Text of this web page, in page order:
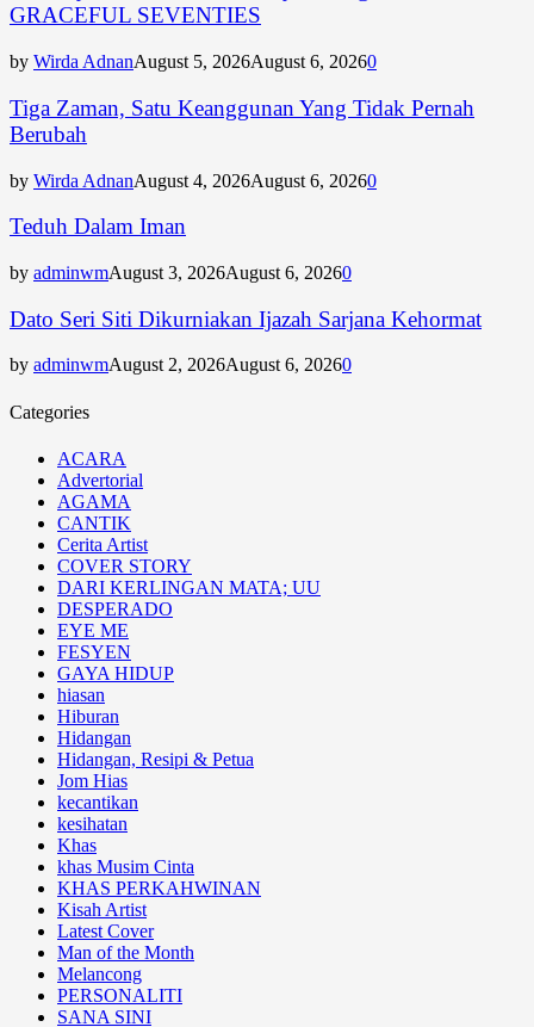
GRACEFUL SEVENTIES
by Wirda AdnanAugust 5, 2026August 6, 20260
Tiga Zaman, Satu Keanggunan Yang Tidak Pernah
Berubah
by Wirda AdnanAugust 4, 2026August 6, 20260
Teduh Dalam Iman
by adminwmAugust 3, 2026August 6, 20260
Dato Seri Siti Dikurniakan Ijazah Sarjana Kehormat
by adminwmAugust 2, 2026August 6, 20260
Categories
ACARA
Advertorial
AGAMA
CANTIK
Cerita Artist
COVER STORY
DARI KERLINGAN MATA; UU
DESPERADO
EYE ME
FESYEN
GAYA HIDUP
hiasan
Hiburan
Hidangan
Hidangan, Resipi & Petua
Jom Hias
kecantikan
kesihatan
Khas
khas Musim Cinta
KHAS PERKAHWINAN
Kisah Artist
Latest Cover
Man of the Month
Melancong
PERSONALITI
SANA SINI